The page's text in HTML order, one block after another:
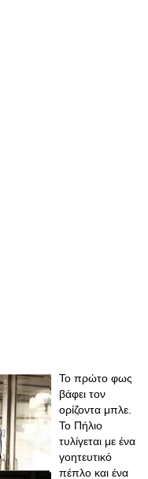
Το πρώτο φως
βάφει τον
ορίζοντα μπλε.
Το Πήλιο
τυλίγεται με ένα
γοητευτικό
πέπλο και ένα